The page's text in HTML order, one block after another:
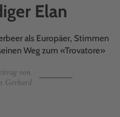
Elan
als Europäer, Stimmen
Weg zum «Trovatore»
von
Gerhard